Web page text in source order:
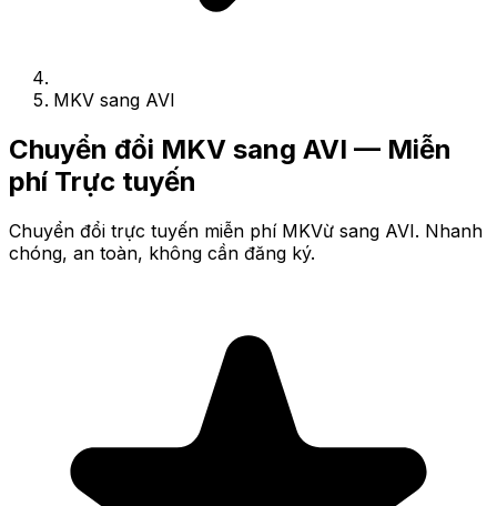
MKV sang AVI
Chuyển đổi MKV sang AVI — Miễn
phí Trực tuyến
Chuyển đổi trực tuyến miễn phí MKVừ sang AVI. Nhanh
chóng, an toàn, không cần đăng ký.